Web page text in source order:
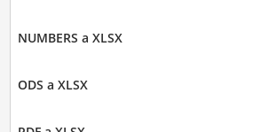
NUMBERS a XLSX
ODS a XLSX